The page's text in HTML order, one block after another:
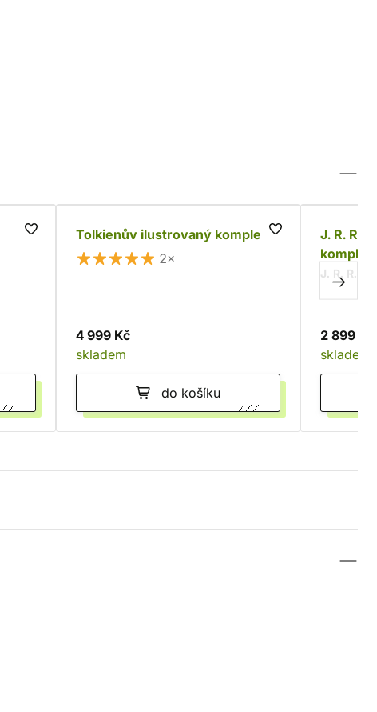
Tolkienův ilustrovaný komplet
2×
4 999 Kč
skladem
do košíku
J. R. R.
komplet
J. R. R.
2 899 Kč
skladem